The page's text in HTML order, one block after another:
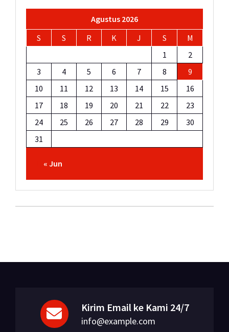
Agustus 2026
S
S R K J S
M
1
2
3
4 5 6 7 8
9
10
11 12 13 14 15
16
17
18 19 20 21 22
23
24
25 26 27 28 29
30
31
« Jun
Kirim Email ke Kami 24/7
info@example.com